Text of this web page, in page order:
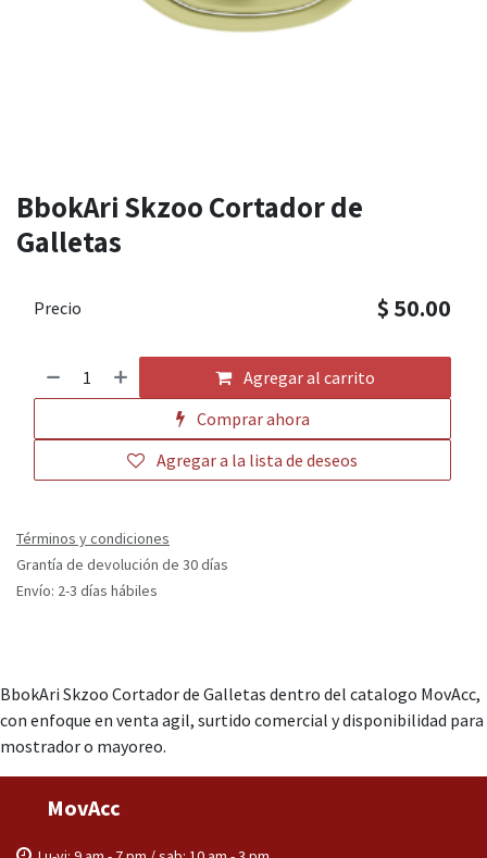
BbokAri Skzoo Cortador de
Galletas
Agregar al carrito
Comprar ahora
Agregar a la lista de deseos
Precio $ 50.00
Términos y condiciones
Grantía de devolución de 30 días
Envío: 2-3 días hábiles
BbokAri Skzoo Cortador de Galletas dentro del catalogo MovAcc,
con enfoque en venta agil, surtido comercial y disponibilidad para
mostrador o mayoreo.
MovAcc